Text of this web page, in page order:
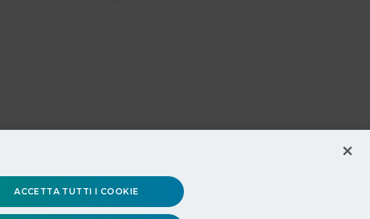
ACCETTA TUTTI I COOKIE